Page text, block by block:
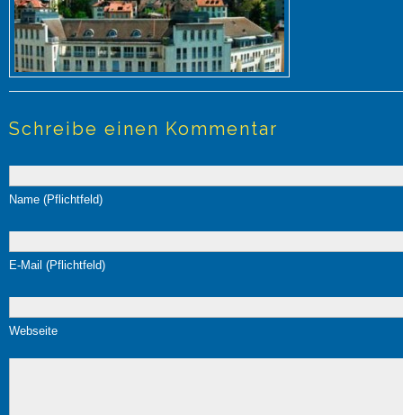
Schreibe einen Kommentar
Name (Pflichtfeld)
E-Mail (Pflichtfeld)
Webseite